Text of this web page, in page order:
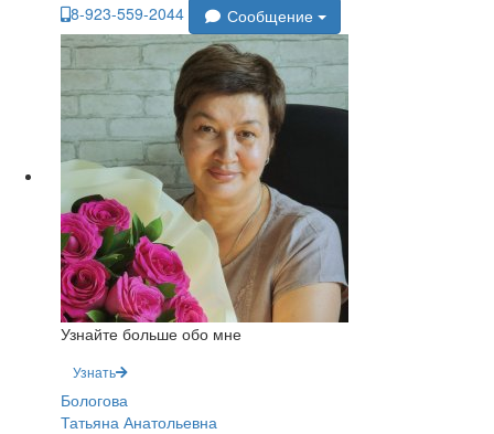
8-923-559-2044
Сообщение
Узнайте больше обо мне
Узнать
Бологова
Татьяна Анатольевна